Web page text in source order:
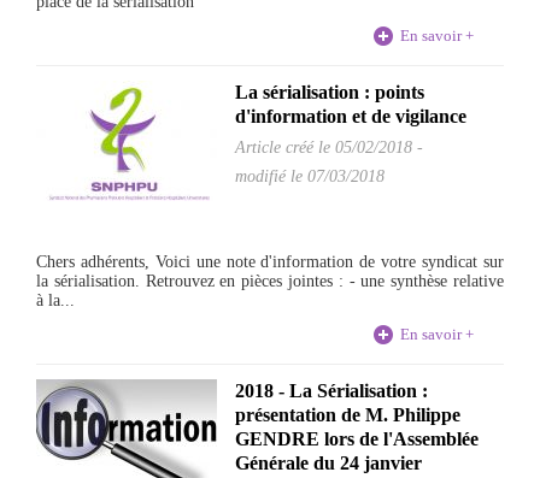
En savoir +
La sérialisation : points
d'information et de vigilance
Article créé le 05/02/2018 -
modifié le 07/03/2018
Chers adhérents, Voici une note d'information de votre syndicat sur
la sérialisation. Retrouvez en pièces jointes : - une synthèse relative
à la...
En savoir +
2018 - La Sérialisation :
présentation de M. Philippe
GENDRE lors de l'Assemblée
Générale du 24 janvier